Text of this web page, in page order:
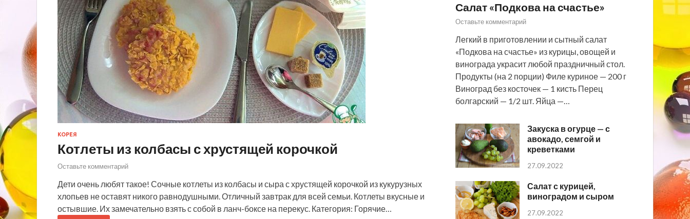
КОРЕЯ
Котлеты из колбасы с хрустящей корочкой
Оставьте комментарий
Дети очень любят такое! Сочные котлеты из колбасы и сыра с хрустящей корочкой из кукурузных
хлопьев не оставят никого равнодушными. Отличный завтрак для всей семьи. Котлеты вкусные и
остывшие. Их замечательно взять с собой в ланч-боксе на перекус. Категория: Горячие…
Салат «Подкова на счастье»
Оставьте комментарий
Легкий в приготовлении и сытный салат
«Подкова на счастье» из курицы, овощей и
винограда украсит любой праздничный стол.
Продукты (на 2 порции) Филе куриное — 200 г
Виноград без косточек — 1 кисть Перец
болгарский — 1/2 шт. Яйца —…
Закуска в огурце — с
авокадо, семгой и
креветками
27.09.2022
Салат с курицей,
виноградом и сыром
27.09.2022